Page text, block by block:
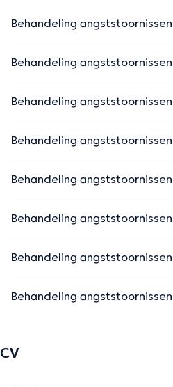
Behandeling angststoornissen
Behandeling angststoornissen
Behandeling angststoornissen
Behandeling angststoornissen
Behandeling angststoornissen
Behandeling angststoornissen
Behandeling angststoornissen
Behandeling angststoornissen
CV